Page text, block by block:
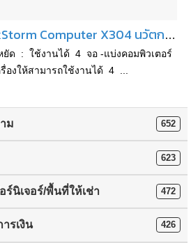
BoxStorm Computer X304 นวัตกรรมด้านคอมพิวเตอร์ที่ช่วยลดค่าใช้จ่ายมากกว่า 50%
ยัด : ใช้งานได้ 4 จอ -แบ่งคอมพิวเตอร์
องให้สามารถใช้งานได้ 4 ...
ม 652
623
ร์นิเจอร์/พื้นที่ให้เช่า 472
รเงิน 426